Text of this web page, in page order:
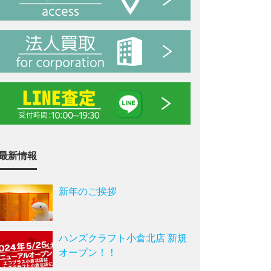
新情報
新年のご挨拶
ハンズクラフト小倉北店 新規
オープン！！